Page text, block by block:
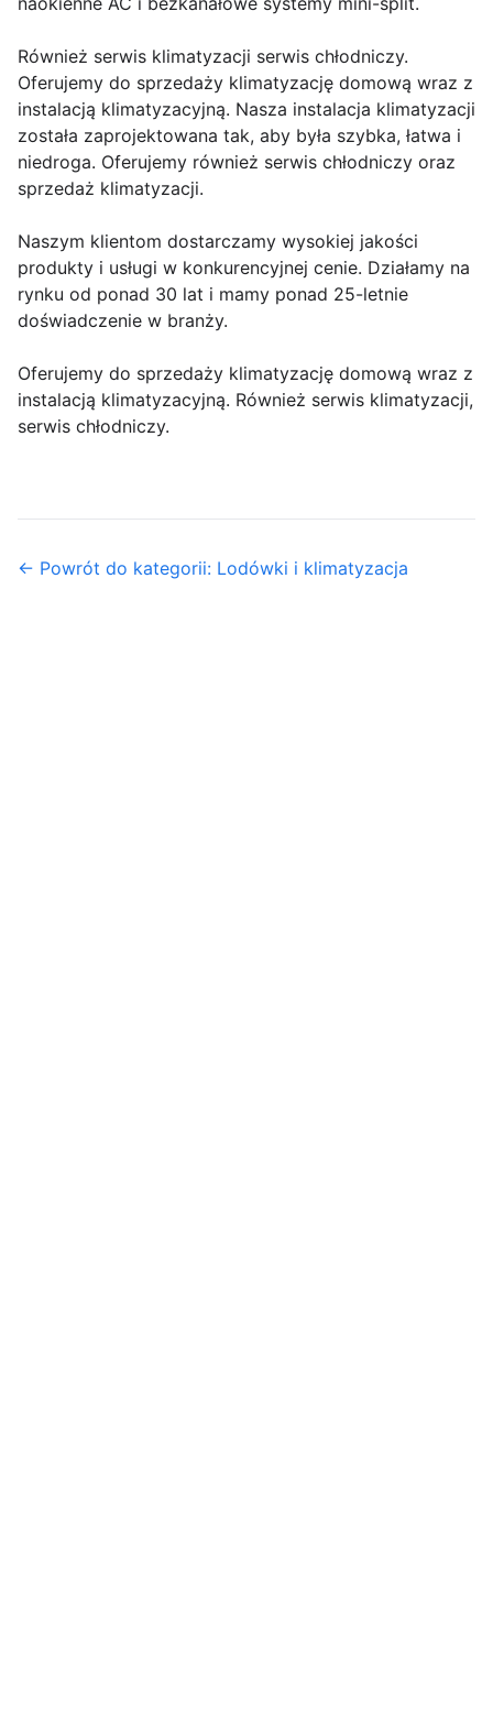
Również serwis klimatyzacji serwis chłodniczy.
Oferujemy do sprzedaży klimatyzację domową wraz z
instalacją klimatyzacyjną. Nasza instalacja klimatyzacji
została zaprojektowana tak, aby była szybka, łatwa i
niedroga. Oferujemy również serwis chłodniczy oraz
sprzedaż klimatyzacji.
Naszym klientom dostarczamy wysokiej jakości
produkty i usługi w konkurencyjnej cenie. Działamy na
rynku od ponad 30 lat i mamy ponad 25-letnie
doświadczenie w branży.
Oferujemy do sprzedaży klimatyzację domową wraz z
instalacją klimatyzacyjną. Również serwis klimatyzacji,
serwis chłodniczy.
← Powrót do kategorii: Lodówki i klimatyzacja